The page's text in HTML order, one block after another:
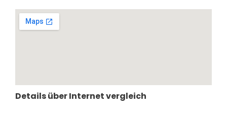
Details über Internet vergleich